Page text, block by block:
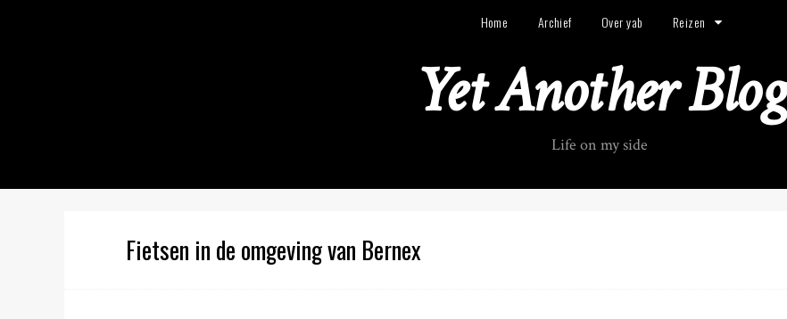
t
Home Archief Over yab Reizen
Yet Another Blog
Life on my side
Fietsen in de omgeving van Bernex